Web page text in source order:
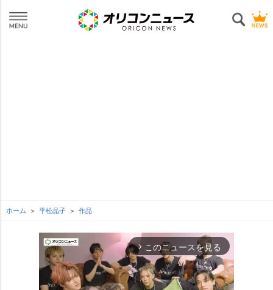
ホーム 平松晶子 作品
arrow_forward_ios このニュースを見る